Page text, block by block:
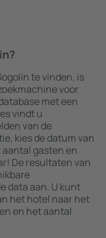
te vinden, is
voor
met een
vindt u
van de
kies de datum van
gasten en
De resultaten van
data aan. U kunt
het hotel naar het
en het aantal